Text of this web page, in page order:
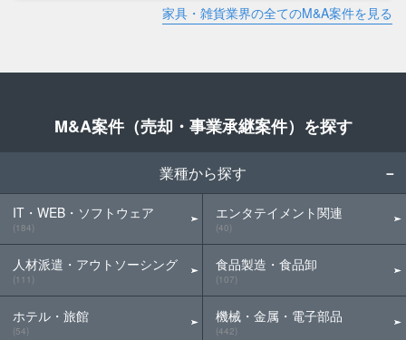
家具・雑貨業界の全てのM&A案件を見る
M&A案件（売却・事業承継案件）を探す
業種から探す
IT・WEB・ソフトウェア
(184)
人材派遣・アウトソーシング
(111)
ホテル・旅館
(54)
エンタテイメント関連
(40)
食品製造・食品卸
(107)
機械・金属・電子部品
(442)